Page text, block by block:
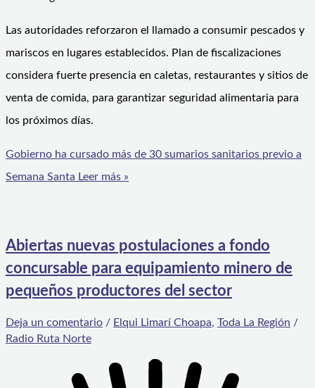
Las autoridades reforzaron el llamado a consumir pescados y
mariscos en lugares establecidos. Plan de fiscalizaciones
considera fuerte presencia en caletas, restaurantes y sitios de
venta de comida, para garantizar seguridad alimentaria para
los próximos días.
Gobierno ha cursado más de 30 sumarios sanitarios previo a
Semana Santa Leer más »
Abiertas nuevas postulaciones a fondo
concursable para equipamiento minero de
pequeños productores del sector
Deja un comentario / Elqui Limarí Choapa, Toda La Región /
Radio Ruta Norte